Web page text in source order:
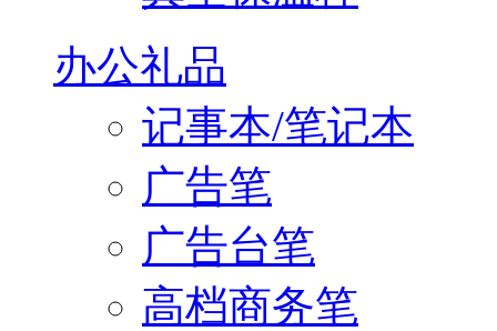
办公礼品
记事本/笔记本
广告笔
广告台笔
高档商务笔